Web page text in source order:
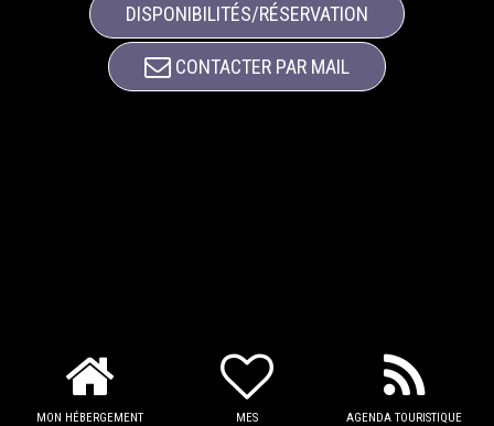
DISPONIBILITÉS/RÉSERVATION
CONTACTER PAR MAIL
MON HÉBERGEMENT
MES
AGENDA TOURISTIQUE